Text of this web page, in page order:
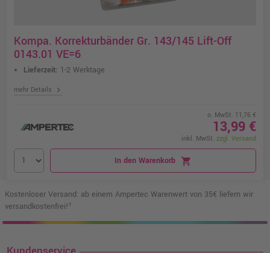
Kompa. Korrekturbänder Gr. 143/145 Lift-Off
0143.01 VE=6
Lieferzeit: 1-2 Werktage
mehr Details chevron_right
o. MwSt. 11,76 €
13,99 €
inkl. MwSt. zzgl. Versand
In den Warenkorb shopping_cart
Kostenloser Versand: ab einem Ampertec Warenwert von 35€ liefern wir
versandkostenfrei!¹